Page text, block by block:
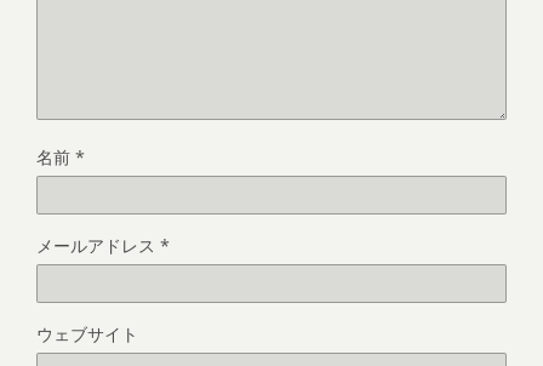
名前 *
メールアドレス *
ウェブサイト